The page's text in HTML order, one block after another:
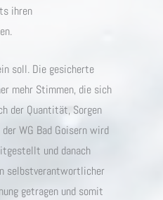
ihren
soll. Die gesicherte
mehr Stimmen, die sich
der Quantität, Sorgen
WG Bad Goisern wird
und danach
selbstverantwortlicher
getragen und somit